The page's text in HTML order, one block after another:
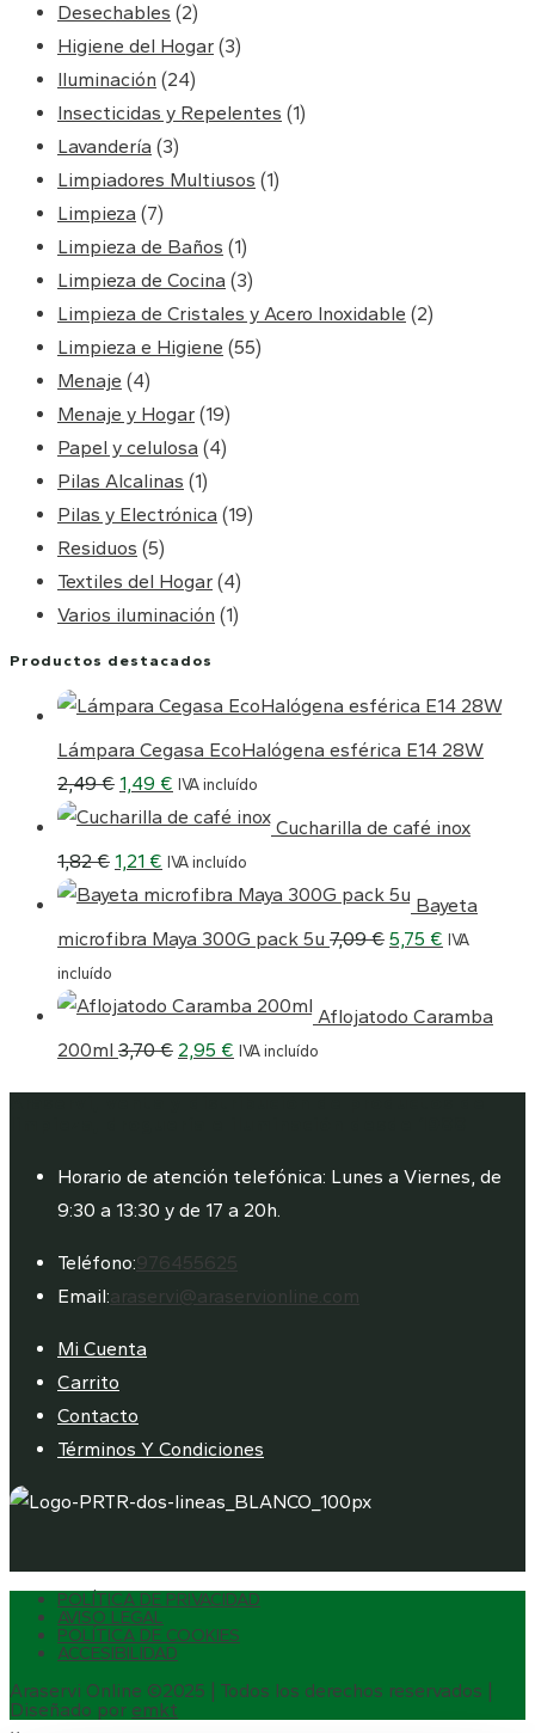
Desechables (2)
Higiene del Hogar (3)
Iluminación (24)
Insecticidas y Repelentes (1)
Lavandería (3)
Limpiadores Multiusos (1)
Limpieza (7)
Limpieza de Baños (1)
Limpieza de Cocina (3)
Limpieza de Cristales y Acero Inoxidable (2)
Limpieza e Higiene (55)
Menaje (4)
Menaje y Hogar (19)
Papel y celulosa (4)
Pilas Alcalinas (1)
Pilas y Electrónica (19)
Residuos (5)
Textiles del Hogar (4)
Varios iluminación (1)
Productos destacados
Lámpara Cegasa EcoHalógena esférica E14 28W
2,49€ El
precio
1,49 € El
precio
IVA incluído
Cucharilla de café inox
1,82€ El
precio
1,21 € El
precio
IVA incluído
Bayeta
microfibra Maya 300G pack 5u 7,09€ El
5,75 € El
IVA
incluído
Aflojatodo Caramba
200ml 3,70€ El
3,70 €.
2,95 € El
2,95 €.
IVA incluído
Horario de atención telefónica: Lunes a Viernes, de
9:30 a 13:30 y de 17 a 20h.
Teléfono:976455625
abre
Email:araservi@araservionline.com
Mi Cuenta
Carrito
Contacto
Términos Y Condiciones
POLÍTICA DE PRIVACIDAD
AVISO LEGAL
POLÍTICA DE COOKIES
ACCESIBILIDAD
Araservi Online ©2025 | Todos los derechos reservados |
Diseñado por emkt